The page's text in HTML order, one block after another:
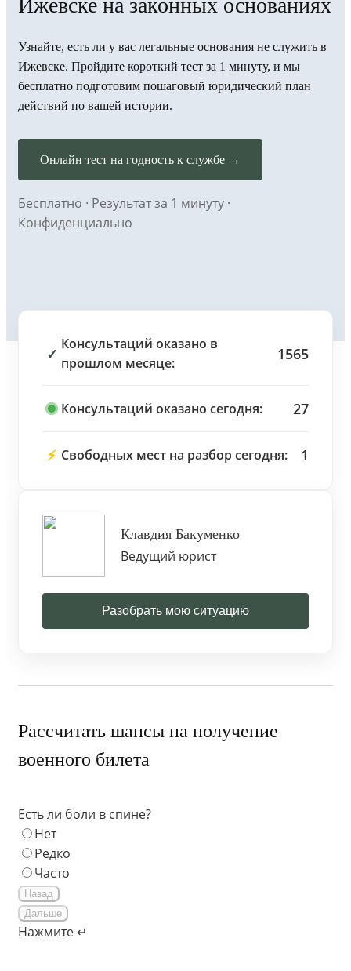
Узнайте, есть ли у вас легальные основания не служить в
Ижевске. Пройдите короткий тест за 1 минуту, и мы
бесплатно подготовим пошаговый юридический план
действий по вашей истории.
Онлайн тест на годность к службе →
Бесплатно · Результат за 1 минуту ·
Конфиденциально
✓
Консультаций оказано в
прошлом месяце:
1565
Консультаций оказано сегодня: 27
⚡ Свободных мест на разбор сегодня: 1
Клавдия Бакуменко
Ведущий юрист
Разобрать мою ситуацию
Рассчитать шансы на получение
военного билета
Есть ли боли в спине?
Нет
Редко
Часто
Назад
Дальше
Нажмите ↵